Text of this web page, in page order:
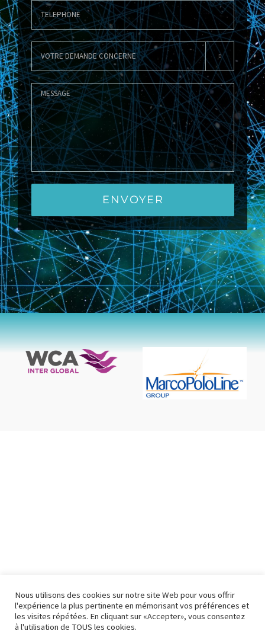

Nous utilisons des cookies sur notre site Web pour vous offrir
l'expérience la plus pertinente en mémorisant vos préférences et
les visites répétées. En cliquant sur «Accepter», vous consentez
à l'utilisation de TOUS les cookies.